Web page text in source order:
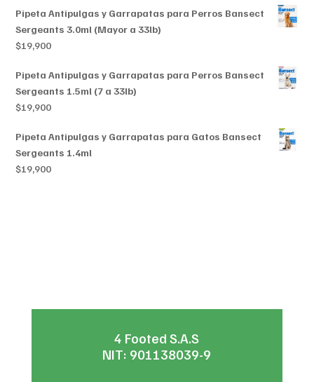
Pipeta Antipulgas y Garrapatas para Perros Bansect
Sergeants 3.0ml (Mayor a 33lb)
$19,900
Pipeta Antipulgas y Garrapatas para Perros Bansect
Sergeants 1.5ml (7 a 33lb)
$19,900
Pipeta Antipulgas y Garrapatas para Gatos Bansect
Sergeants 1.4ml
$19,900
4 Footed S.A.S
NIT: 901138039-9